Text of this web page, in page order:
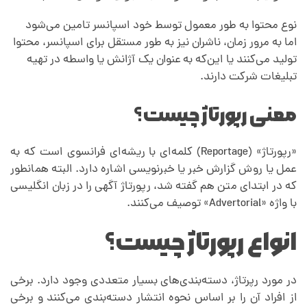
ر
ف
د
ا
ر
ب
و
نوع محتوا به طور معمول توسط خود اسپانسر تامین می‌شود
اما به مرور زمان، ناشران نیز به طور مستقل برای اسپانسر، محتوا
تولید می‌کنند یا این‌که به عنوان یک آژانش یا واسطه در تهیه
تبلیغات شرکت دارند.
معنی رپورتاژ چیست؟
«رپورتاژ» (Reportage) کلمه‌ای با ریشه‌ای فرانسوی است که به
عمل یا روش گزارش خبر یا خبرنویسی اشاره دارد. البته همانطور
که در ابتدای متن هم گفته شد، رپورتاژ آگهی را در زبان انگلیسی
با واژه «Advertorial» توصیف می‌کنند.
انواع رپورتاژ چیست؟
در مورد رپرتاژ، دسته‌بندی‌های بسیار متعددی وجود دارد. برخی
از افراد آن را بر اساس نحوه انتشار دسته‌بندی می‌کنند و برخی